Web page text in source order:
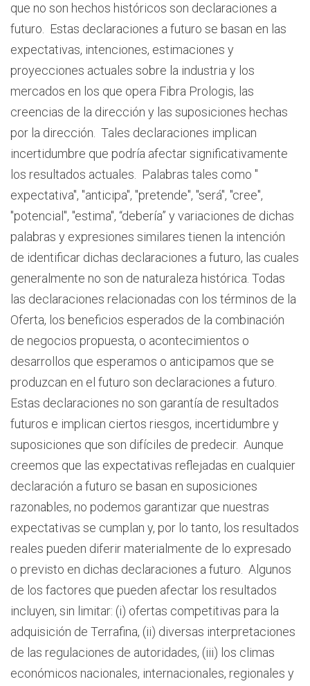
que no son hechos históricos son declaraciones a
futuro. Estas declaraciones a futuro se basan en las
expectativas, intenciones, estimaciones y
proyecciones actuales sobre la industria y los
mercados en los que opera Fibra Prologis, las
creencias de la dirección y las suposiciones hechas
por la dirección. Tales declaraciones implican
incertidumbre que podría afectar significativamente
los resultados actuales. Palabras tales como "
expectativa", "anticipa", "pretende", "será", "cree",
"potencial", "estima", “debería” y variaciones de dichas
palabras y expresiones similares tienen la intención
de identificar dichas declaraciones a futuro, las cuales
generalmente no son de naturaleza histórica. Todas
las declaraciones relacionadas con los términos de la
Oferta, los beneficios esperados de la combinación
de negocios propuesta, o acontecimientos o
desarrollos que esperamos o anticipamos que se
produzcan en el futuro son declaraciones a futuro.
Estas declaraciones no son garantía de resultados
futuros e implican ciertos riesgos, incertidumbre y
suposiciones que son difíciles de predecir. Aunque
creemos que las expectativas reflejadas en cualquier
declaración a futuro se basan en suposiciones
razonables, no podemos garantizar que nuestras
expectativas se cumplan y, por lo tanto, los resultados
reales pueden diferir materialmente de lo expresado
o previsto en dichas declaraciones a futuro. Algunos
de los factores que pueden afectar los resultados
incluyen, sin limitar: (i) ofertas competitivas para la
adquisición de Terrafina, (ii) diversas interpretaciones
de las regulaciones de autoridades, (iii) los climas
económicos nacionales, internacionales, regionales y